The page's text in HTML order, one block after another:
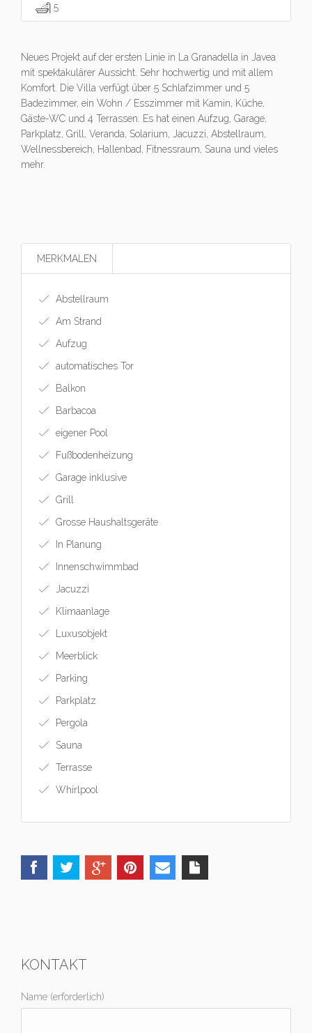
5
Neues Projekt auf der ersten Linie in La Granadella in Javea
mit spektakulärer Aussicht. Sehr hochwertig und mit allem
Komfort. Die Villa verfügt über 5 Schlafzimmer und 5
Badezimmer, ein Wohn / Esszimmer mit Kamin, Küche,
Gäste-WC und 4 Terrassen. Es hat einen Aufzug, Garage,
Parkplatz, Grill, Veranda, Solarium, Jacuzzi, Abstellraum,
Wellnessbereich, Hallenbad, Fitnessraum, Sauna und vieles
mehr.
MERKMALEN
Abstellraum
Am Strand
Aufzug
automatisches Tor
Balkon
Barbacoa
eigener Pool
Fußbodenheizung
Garage inklusive
Grill
Grosse Haushaltsgeräte
In Planung
Innenschwimmbad
Jacuzzi
Klimaanlage
Luxusobjekt
Meerblick
Parking
Parkplatz
Pergola
Sauna
Terrasse
Whirlpool
KONTAKT
Name (erforderlich)